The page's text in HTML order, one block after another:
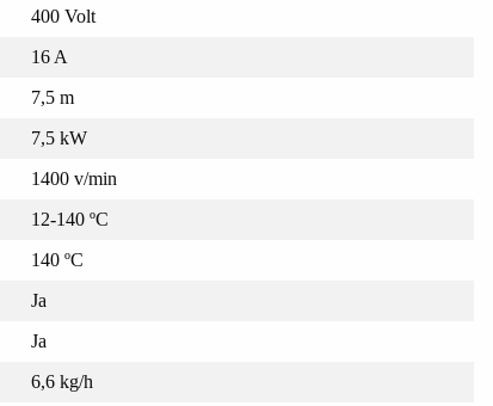
400 Volt
16 A
7,5 m
7,5 kW
1400 v/min
12-140 ºC
140 ºC
Ja
Ja
6,6 kg/h